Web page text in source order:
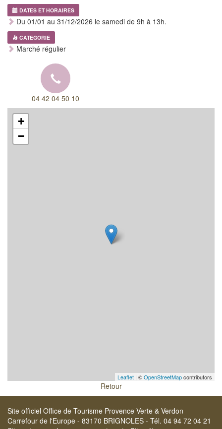
DATES ET HORAIRES
Du 01/01 au 31/12/2026 le samedi de 9h à 13h.
CATEGORIE
Marché régulier
04 42 04 50 10
+
−
Leaflet | ©OpenStreetMapcontributors
Retour
Site officiel Office de Tourisme Provence Verte & Verdon
Carrefour de l'Europe - 83170 BRIGNOLES - Tél. 04 94 72 04 21